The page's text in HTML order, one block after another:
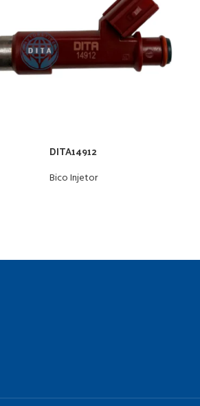
DITA14912
Bico Injetor